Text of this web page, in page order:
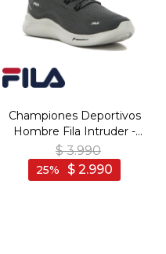
Championes Deportivos
Hombre Fila Intruder -
Grafito-Blanco
$ 3.990
$ 2.990
25